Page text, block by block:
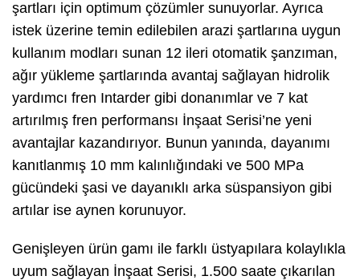
şartları için optimum çözümler sunuyorlar. Ayrıca
istek üzerine temin edilebilen arazi şartlarına uygun
kullanım modları sunan 12 ileri otomatik şanzıman,
ağır yükleme şartlarında avantaj sağlayan hidrolik
yardımcı fren Intarder gibi donanımlar ve 7 kat
artırılmış fren performansı İnşaat Serisi’ne yeni
avantajlar kazandırıyor. Bunun yanında, dayanımı
kanıtlanmış 10 mm kalınlığındaki ve 500 MPa
gücündeki şasi ve dayanıklı arka süspansiyon gibi
artılar ise aynen korunuyor.
Genişleyen ürün gamı ile farklı üstyapılara kolaylıkla
uyum sağlayan İnşaat Serisi, 1.500 saate çıkarılan